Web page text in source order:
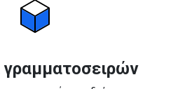
γραμματοσειρών